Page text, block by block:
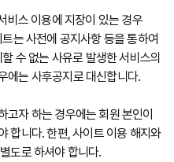
비스 이용에 지장이 있는 경우
는 사전에 공지사항 등을 통하여
수 없는 사유로 발생한 서비스의
에는 사후공지로 대신합니다.
자 하는 경우에는 회원 본인이
합니다. 한편, 사이트 이용 해지와
도로 하셔야 합니다.